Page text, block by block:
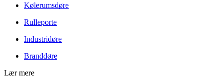
Kølerumsdøre
Rulleporte
Industridøre
Branddøre
Lær mere